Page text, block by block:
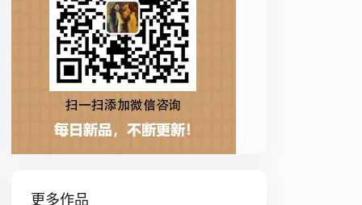
更多作品